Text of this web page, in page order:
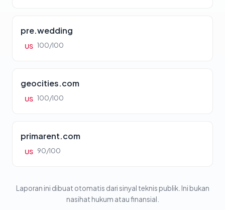
pre.wedding
US 100/100
geocities.com
US 100/100
primarent.com
US 90/100
Laporan ini dibuat otomatis dari sinyal teknis publik. Ini bukan
nasihat hukum atau finansial.